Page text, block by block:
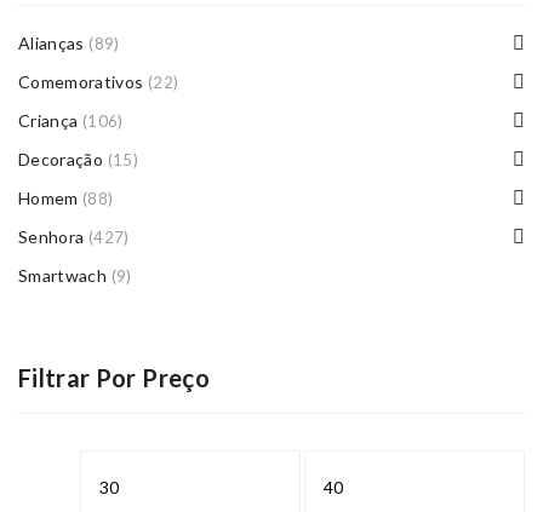
Alianças (89)
Comemorativos (22)
Criança (106)
Decoração (15)
Homem (88)
Senhora (427)
Smartwach (9)
Filtrar Por Preço